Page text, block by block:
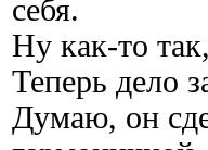
себя.
Ну как-то
Теперь дело
Думаю, он